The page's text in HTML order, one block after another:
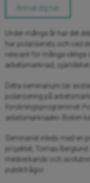
Anmäl dig här
Under många år har det
har polariserats och vad
relevant för många
arbetsmarknad,
Detta seminarium tar
polarisering på
forskningsprogrammet
arbetsmarknaden.
Boken
Seminariet inleds med en
projektet, Tomas
medverkande och
publikfrågor.